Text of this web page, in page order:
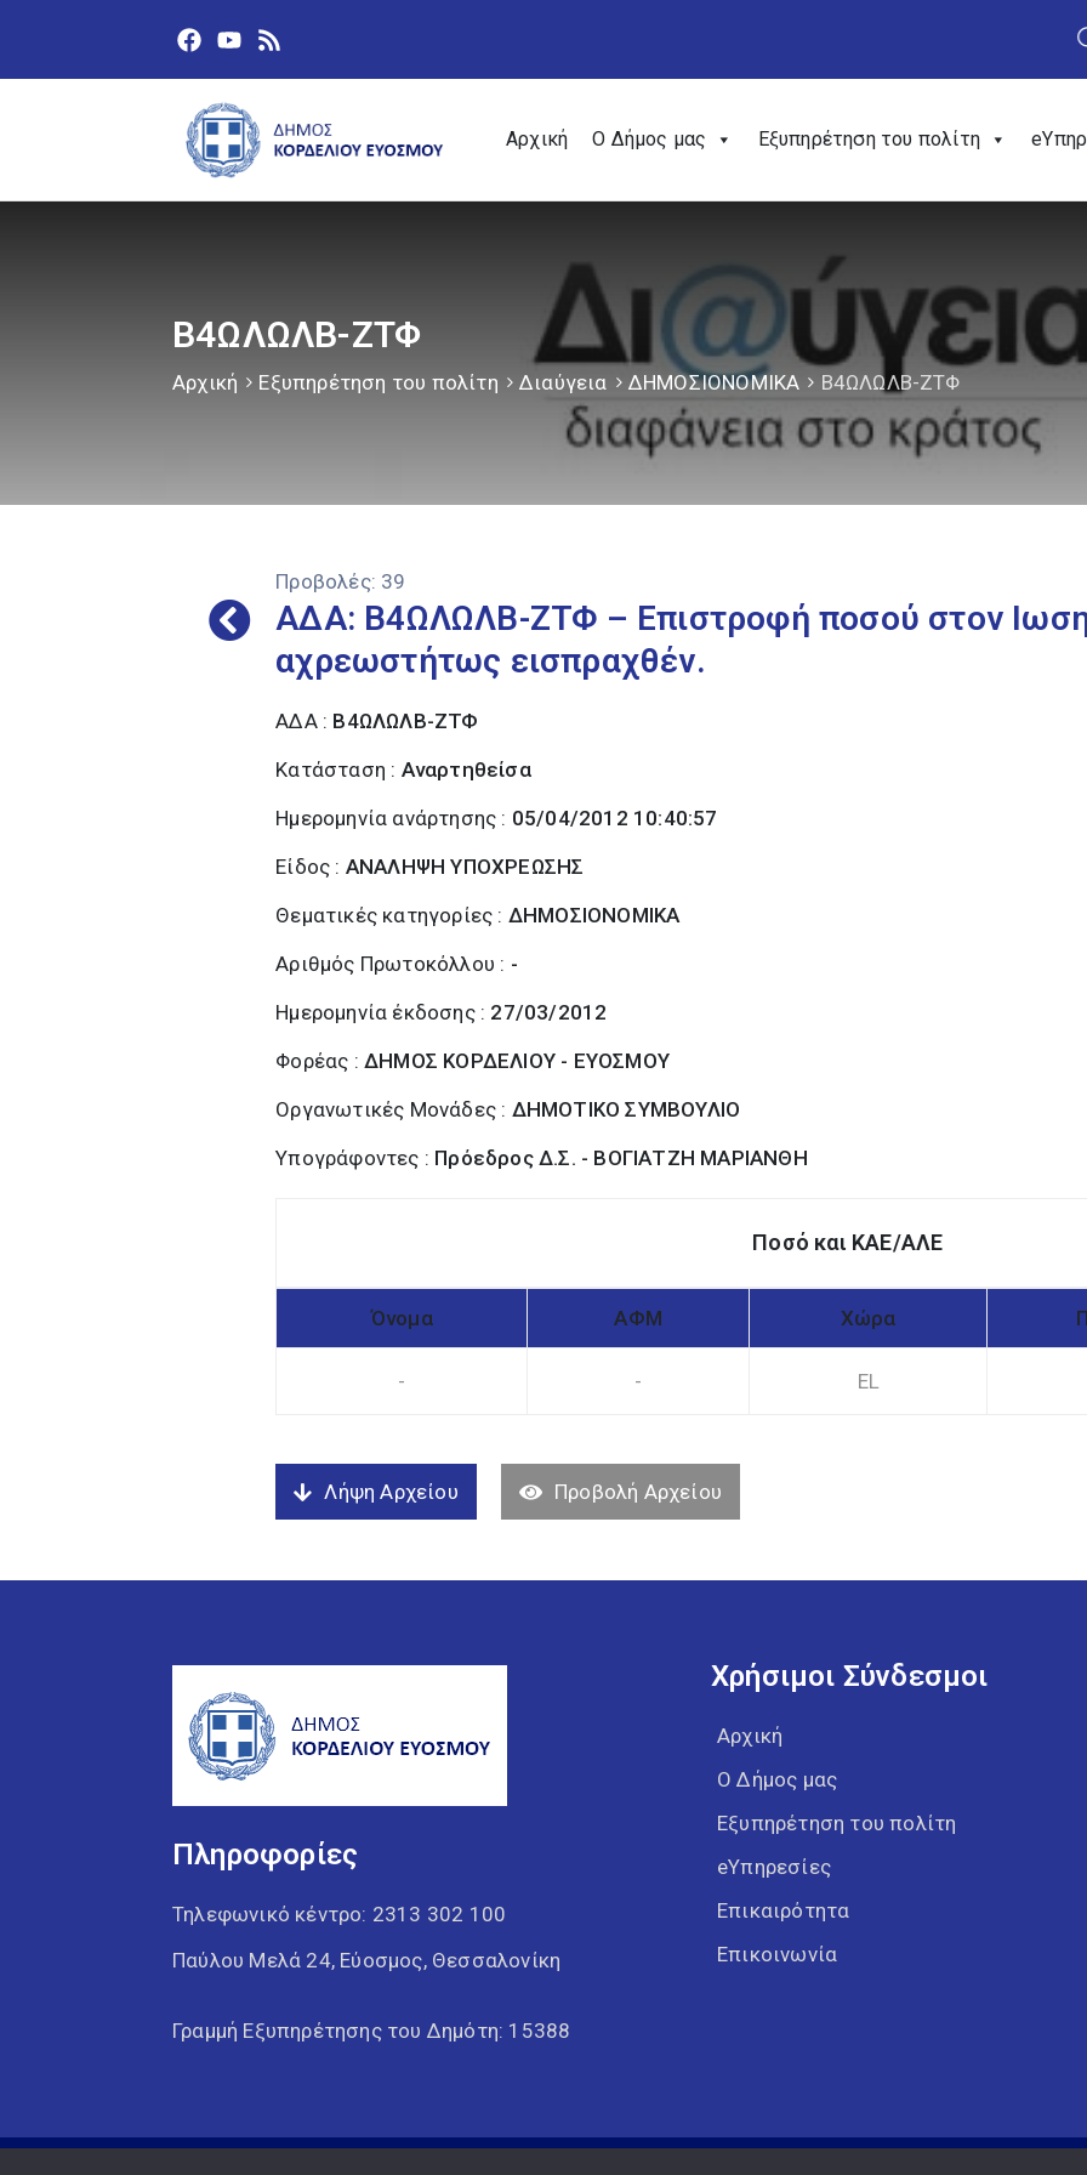
Αρχική Ο Δήμος μας Εξυπηρέτηση του πολίτη
Β4ΩΛΩΛΒ-ΖΤΦ
Αρχική Εξυπηρέτηση του πολίτη Διαύγεια ΔΗΜΟΣΙΟΝΟΜΙΚΑ Β4ΩΛΩΛΒ-ΖΤΦ
Προβολές: 39
ΑΔΑ: Β4ΩΛΩΛΒ-ΖΤΦ – Επιστροφή ποσού στον
αχρεωστήτως εισπραχθέν.
ΑΔΑ : Β4ΩΛΩΛΒ-ΖΤΦ
Κατάσταση : Αναρτηθείσα
Ημερομηνία ανάρτησης : 05/04/2012 10:40:57
Είδος : ΑΝΑΛΗΨΗ ΥΠΟΧΡΕΩΣΗΣ
Θεματικές κατηγορίες : ΔΗΜΟΣΙΟΝΟΜΙΚΑ
Αριθμός Πρωτοκόλλου : -
Ημερομηνία έκδοσης : 27/03/2012
Φορέας :ΔΗΜΟΣ ΚΟΡΔΕΛΙΟΥ - ΕΥΟΣΜΟΥ
Οργανωτικές Μονάδες : ΔΗΜΟΤΙΚΟ ΣΥΜΒΟΥΛΙΟ
Υπογράφοντες : Πρόεδρος Δ.Σ. - ΒΟΓΙΑΤΖΗ ΜΑΡΙΑΝΘΗ
Ποσό και ΚΑΕ/ΑΛΕ
Όνομα ΑΦΜ Χώρα
- - EL
Λήψη Αρχείου Προβολή Αρχείου
Πληροφορίες
Τηλεφωνικό κέντρο: 2313 302 100
Παύλου Μελά 24, Εύοσμος, Θεσσαλονίκη
Γραμμή Εξυπηρέτησης του Δημότη: 15388
Χρήσιμοι Σύνδεσμοι
Αρχική
Ο Δήμος μας
Εξυπηρέτηση του πολίτη
eΥπηρεσίες
Επικαιρότητα
Επικοινωνία